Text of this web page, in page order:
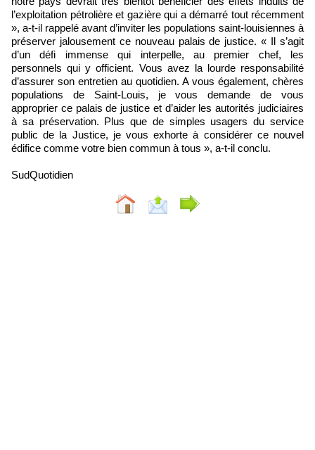
l’exploitation pétrolière et gazière qui a démarré tout récemment
», a-t-il rappelé avant d’inviter les populations saint-louisiennes à
préserver jalousement ce nouveau palais de justice. « Il s’agit
d’un défi immense qui interpelle, au premier chef, les
personnels qui y officient. Vous avez la lourde responsabilité
d’assurer son entretien au quotidien. A vous également, chères
populations de Saint-Louis, je vous demande de vous
approprier ce palais de justice et d’aider les autorités judiciaires
à sa préservation. Plus que de simples usagers du service
public de la Justice, je vous exhorte à considérer ce nouvel
édifice comme votre bien commun à tous », a-t-il conclu.
SudQuotidien